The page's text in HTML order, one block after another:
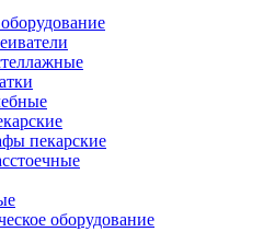
пекарские
оборудование